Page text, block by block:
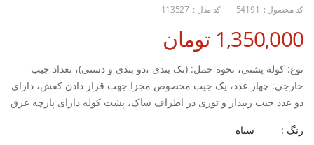
کد محصول : 54191 کد مدل : 113527
1,350,000 تومان
نوع: کوله پشتی، نحوه حمل: (تک بندی ،دو بندی و دستی)، تعداد جیب
خارجی: چهار عدد، یک جیب مخصوص مجزا جهت قرار دادن کفش، دارای
دو عدد جیب زیپدار و توری در اطراف ساک، پشت کوله دارای پارچه عرق
رنگ :
سیاه